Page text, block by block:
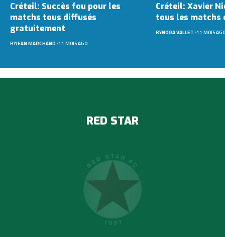
Créteil: Succès fou pour les
matchs tous diffusés
gratuitement
BYJEAN MARCHAND 11 MOIS AGO
Créteil: Xavier
tous les matchs
BYNORA VALLET 11 MOIS AGO
RED STAR